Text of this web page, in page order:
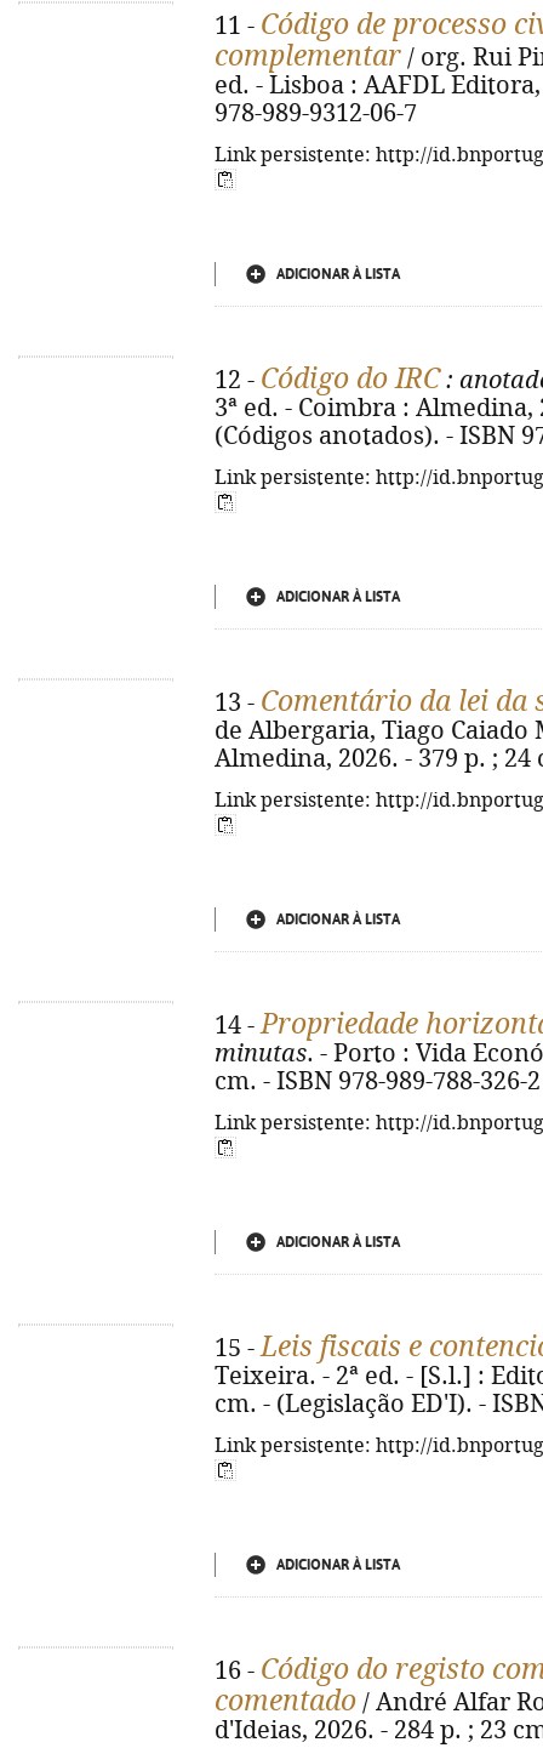
11 - Código de processo
complementar / org. Rui
ed. - Lisboa : AAFDL
978-989-9312-06-7
Link persistente: http://
ADICIONAR À LISTA
12 - Código do IRC:
3ª ed. - Coimbra : Almedina,
(Códigos anotados). - ISBN
Link persistente: http://
ADICIONAR À LISTA
13 - Comentário da lei da
de Albergaria, Tiago
Almedina, 2026. - 379 p. ; 24
Link persistente: http://
ADICIONAR À LISTA
14 -Propriedade
minutas. - Porto : Vida
cm. - ISBN 978-989-788-326-2
Link persistente: http://
ADICIONAR À LISTA
15 -Leis fiscais e
Teixeira. - 2ª ed. - [S.l.] :
cm. - (Legislação ED'I). -
Link persistente: http://
ADICIONAR À LISTA
16 - Código do registo
comentado / André Alfar
d'Ideias, 2026. - 284 p. ; 23